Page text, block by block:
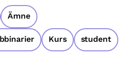
Ämne
Kurs student